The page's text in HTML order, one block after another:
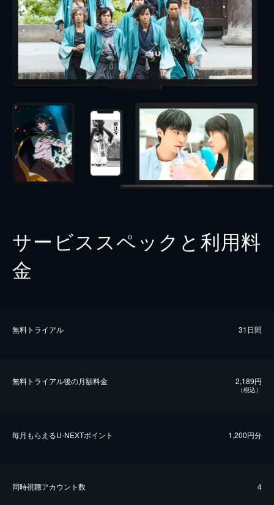
サービススペックと利用料
金
無料トライアル 31日間
無料トライアル後の⽉額料金 2,189円
（税込）
毎⽉もらえるU-NEXTポイント 1,200円分
同時視聴アカウント数 4